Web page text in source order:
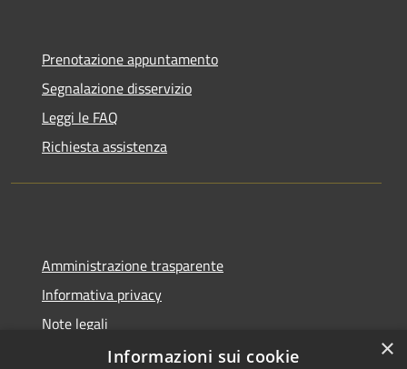
Prenotazione appuntamento
Segnalazione disservizio
Leggi le FAQ
Richiesta assistenza
Amministrazione trasparente
Informativa privacy
Note legali
Dichiarazione di accessibilità
×
Informazioni sui cookie